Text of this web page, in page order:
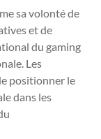
sa volonté de
et de
du gaming
Les
positionner le
dans les